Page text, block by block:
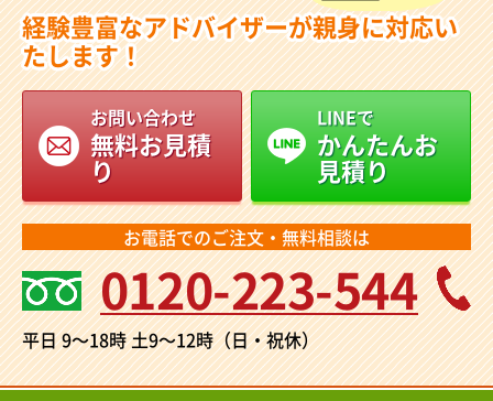
経験豊富なアドバイザーが親身に対応い
たします！
お問い合わせ
無料お見積
り
LINEで
かんたんお
見積り
お電話でのご注文・無料相談は
0120-223-544
平日 9～18時土9～12時（日・祝休）